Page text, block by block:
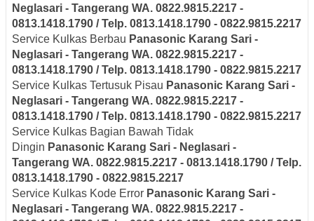
Neglasari - Tangerang WA. 0822.9815.2217 -
0813.1418.1790 / Telp. 0813.1418.1790 - 0822.9815.2217
Service Kulkas Berbau Panasonic Karang Sari -
Neglasari - Tangerang WA. 0822.9815.2217 -
0813.1418.1790 / Telp. 0813.1418.1790 - 0822.9815.2217
Service Kulkas Tertusuk Pisau Panasonic Karang Sari -
Neglasari - Tangerang WA. 0822.9815.2217 -
0813.1418.1790 / Telp. 0813.1418.1790 - 0822.9815.2217
Service Kulkas Bagian Bawah Tidak
Dingin Panasonic Karang Sari - Neglasari -
Tangerang WA. 0822.9815.2217 - 0813.1418.1790 / Telp.
0813.1418.1790 - 0822.9815.2217
Service Kulkas Kode Error Panasonic Karang Sari -
Neglasari - Tangerang WA. 0822.9815.2217 -